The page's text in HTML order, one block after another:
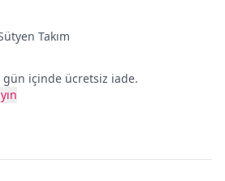
Takım
içinde ücretsiz iade.